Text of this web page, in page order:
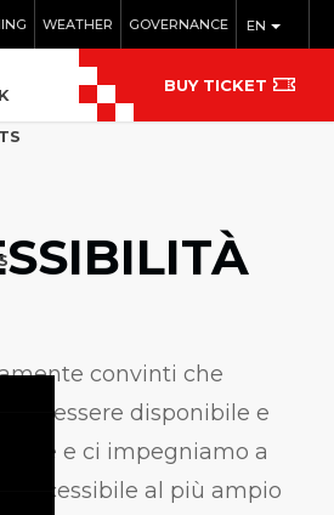
EN
WEATHER GOVERNANCE
BUY TICKET
convinti che
essere disponibile e
e ci impegniamo a
accessibile al più ampio